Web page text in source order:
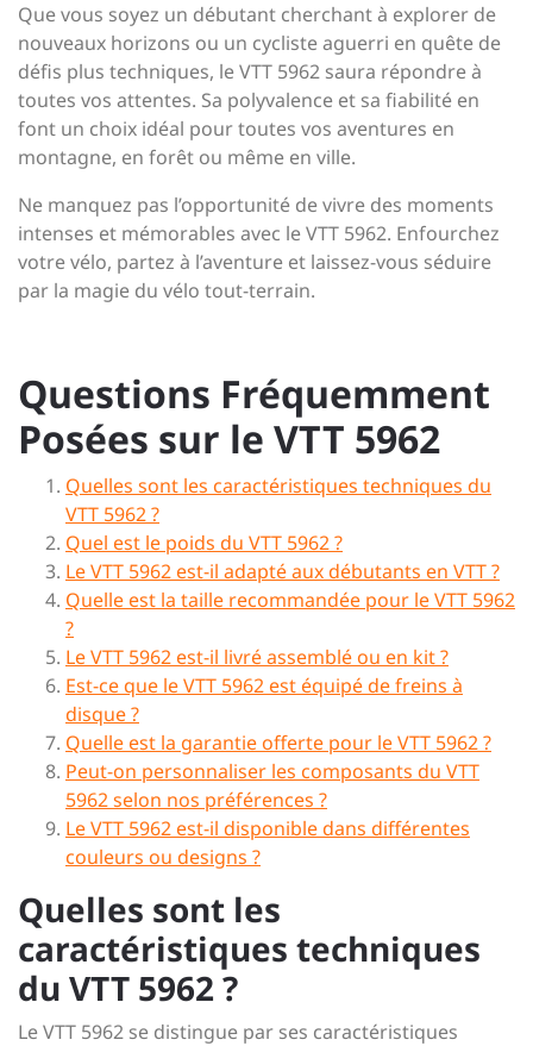
Que vous soyez un débutant cherchant à explorer de
nouveaux horizons ou un cycliste aguerri en quête de
défis plus techniques, le VTT 5962 saura répondre à
toutes vos attentes. Sa polyvalence et sa fiabilité en
font un choix idéal pour toutes vos aventures en
montagne, en forêt ou même en ville.
Ne manquez pas l’opportunité de vivre des moments
intenses et mémorables avec le VTT 5962. Enfourchez
votre vélo, partez à l’aventure et laissez-vous séduire
par la magie du vélo tout-terrain.
Questions Fréquemment
Posées sur le VTT 5962
Quelles sont les caractéristiques techniques du
VTT 5962 ?
Quel est le poids du VTT 5962 ?
Le VTT 5962 est-il adapté aux débutants en VTT ?
Quelle est la taille recommandée pour le VTT 5962
?
Le VTT 5962 est-il livré assemblé ou en kit ?
Est-ce que le VTT 5962 est équipé de freins à
disque ?
Quelle est la garantie offerte pour le VTT 5962 ?
Peut-on personnaliser les composants du VTT
5962 selon nos préférences ?
Le VTT 5962 est-il disponible dans différentes
couleurs ou designs ?
Quelles sont les
caractéristiques techniques
du VTT 5962 ?
Le VTT 5962 se distingue par ses caractéristiques